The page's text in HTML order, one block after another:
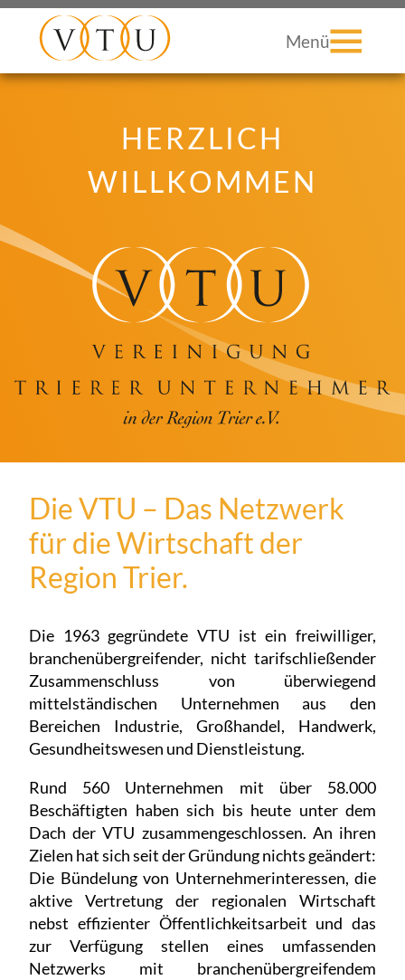
Menü
HERZLICH
WILLKOMMEN
Die VTU – Das Netzwerk
für die Wirtschaft der
Region Trier.
Die 1963 gegründete VTU ist ein freiwilliger,
branchenübergreifender, nicht tarifschließender
Zusammenschluss von überwiegend
mittelständischen Unternehmen aus den
Bereichen Industrie, Großhandel, Handwerk,
Gesundheitswesen und Dienstleistung.
Rund 560 Unternehmen mit über 58.000
Beschäftigten haben sich bis heute unter dem
Dach der VTU zusammengeschlossen. An ihren
Zielen hat sich seit der Gründung nichts geändert:
Die Bündelung von Unternehmerinteressen, die
aktive Vertretung der regionalen Wirtschaft
nebst effizienter Öffentlichkeitsarbeit und das
zur Verfügung stellen eines umfassenden
Netzwerks mit branchenübergreifendem